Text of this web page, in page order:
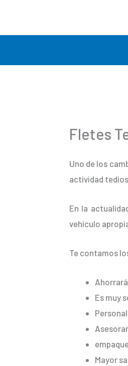
contenido
Fletes
Uno de los
actividad
En la
vehículo
Te contamos
Es muy
Mayor